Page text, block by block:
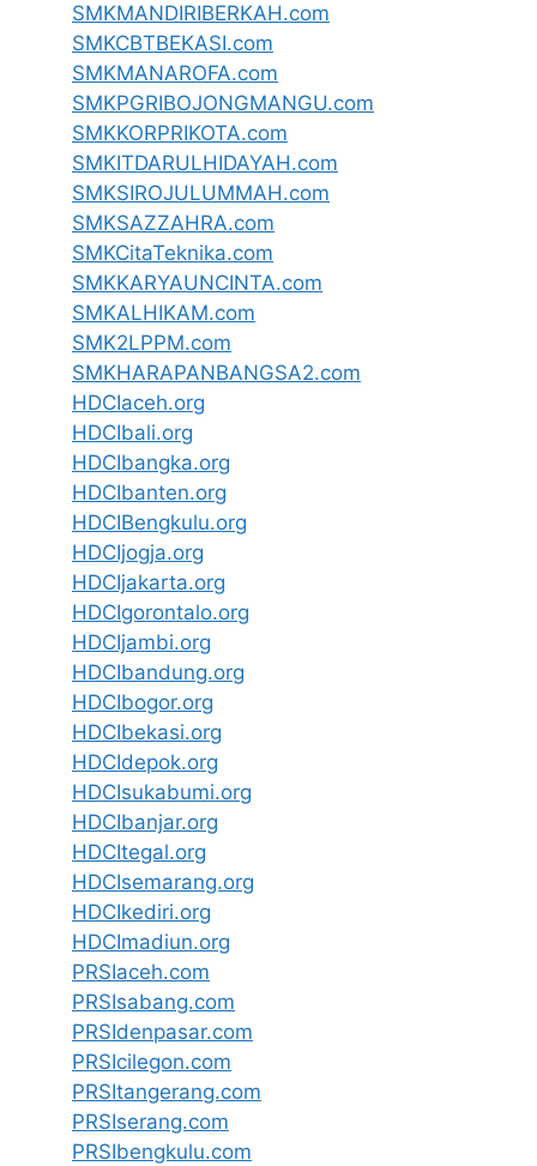
SMKMANDIRIBERKAH.com
SMKCBTBEKASI.com
SMKMANAROFA.com
SMKPGRIBOJONGMANGU.com
SMKKORPRIKOTA.com
SMKITDARULHIDAYAH.com
SMKSIROJULUMMAH.com
SMKSAZZAHRA.com
SMKCitaTeknika.com
SMKKARYAUNCINTA.com
SMKALHIKAM.com
SMK2LPPM.com
SMKHARAPANBANGSA2.com
HDCIaceh.org
HDCIbali.org
HDCIbangka.org
HDCIbanten.org
HDCIBengkulu.org
HDCIjogja.org
HDCIjakarta.org
HDCIgorontalo.org
HDCIjambi.org
HDCIbandung.org
HDCIbogor.org
HDCIbekasi.org
HDCIdepok.org
HDCIsukabumi.org
HDCIbanjar.org
HDCItegal.org
HDCIsemarang.org
HDCIkediri.org
HDCImadiun.org
PRSIaceh.com
PRSIsabang.com
PRSIdenpasar.com
PRSIcilegon.com
PRSItangerang.com
PRSIserang.com
PRSIbengkulu.com